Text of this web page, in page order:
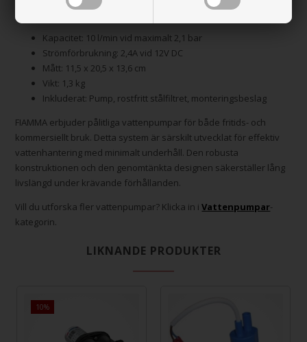
Specifikationer och tekniska detaljer
Kapacitet: 10 l/min vid maximalt 2,1 bar
Strömförbrukning: 2,4A vid 12V DC
Mått: 11,5 x 20,5 x 13,6 cm
Vikt: 1,3 kg
Inkluderat: Pump, rostfritt stålfiltret, monteringsbeslag
FIAMMA erbjuder pålitliga vattenpumpar för både fritids- och
kommersiellt bruk. Detta system är särskilt utvecklat för effektiv
vattenhantering med minimalt underhåll. Den robusta
konstruktionen och den genomtänkta designen säkerställer lång
livslängd under krävande förhållanden.
Vill du utforska fler vattenpumpar? Klicka in iVattenpumpar-
kategorin.
LIKNANDE PRODUKTER
10%